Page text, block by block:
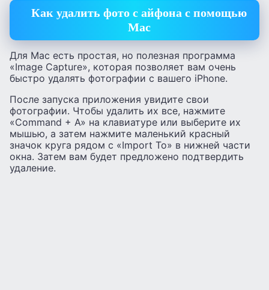
Как удалить фото с айфона с помощью
Mac
Для Mac есть простая, но полезная программа
«Image Capture», которая позволяет вам очень
быстро удалять фотографии с вашего iPhone.
После запуска приложения увидите свои
фотографии. Чтобы удалить их все, нажмите
«Command + A» на клавиатуре или выберите их
мышью, а затем нажмите маленький красный
значок круга рядом с «Import To» в нижней части
окна. Затем вам будет предложено подтвердить
удаление.